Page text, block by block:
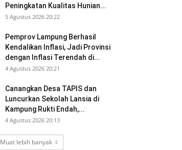
Peningkatan Kualitas Hunian...
5 Agustus 2026 20:22
Pemprov Lampung Berhasil
Kendalikan Inflasi, Jadi Provinsi
dengan Inflasi Terendah di...
4 Agustus 2026 20:21
Canangkan Desa TAPIS dan
Luncurkan Sekolah Lansia di
Kampung Rukti Endah,...
4 Agustus 2026 20:13
Muat lebih banyak